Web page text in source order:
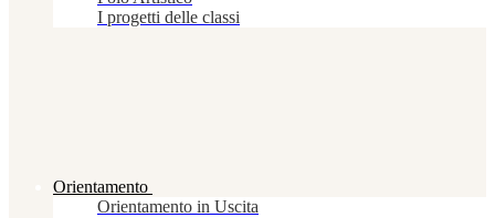
I progetti delle classi
Orientamento
Orientamento in Uscita